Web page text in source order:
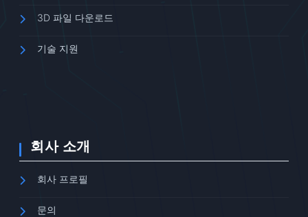
3D 파일 다운로드
기술 지원
회사 소개
회사 프로필
문의